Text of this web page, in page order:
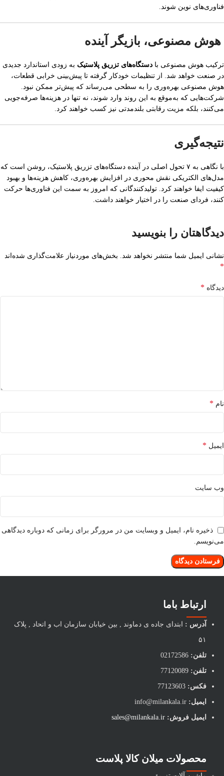
فناوری‌های نوین شوند.
هوش مصنوعی، بازیگر آینده
ترکیب هوش مصنوعی با دستگاه‌های تزریق پلاستیک به زودی استاندارد جدیدی
در صنعت خواهد شد. از تنظیمات خودکار گرفته تا پیش‌بینی خرابی قطعات،
هوش مصنوعی بهره‌وری را به سطحی می‌رساند که پیش‌تر ممکن نبود.
شرکت‌هایی که به‌موقع به این روند وارد شوند، نه تنها در هزینه‌ها صرفه‌جویی
می‌کنند، بلکه مزیت رقابتی بلندمدتی نیز کسب خواهند کرد.
نتیجه‌گیری
با نگاهی به ۷ تحول اصلی در آینده دستگاه‌های تزریق پلاستیک، روشن است که
مدل‌های الکتریکی نقش محوری در افزایش بهره‌وری، کاهش هزینه‌ها و بهبود
کیفیت ایفا خواهند کرد. تولیدکنندگانی که امروز به سمت این فناوری‌ها حرکت
کنند، فردای صنعت را در اختیار خواهند داشت.
دیدگاهتان را بنویسید
نشانی ایمیل شما منتشر نخواهد شد. بخش‌های موردنیاز علامت‌گذاری شده‌اند
*
دیدگاه *
نام *
ایمیل *
وب‌ سایت
ذخیره نام، ایمیل و وبسایت من در مرورگر برای زمانی که دوباره دیدگاهی
می‌نویسم.
ارتباط باما
آدرس : ابتدای جاده ی دماوند , بین خیابان سازمان اب و اتحاد , پلاک
۵۱
تلفن: 02172586
تلفن:
فکس:
ایمیل:
ایمیل فروش: sales@milankala.ir
محصولات میلان کالا پلاست